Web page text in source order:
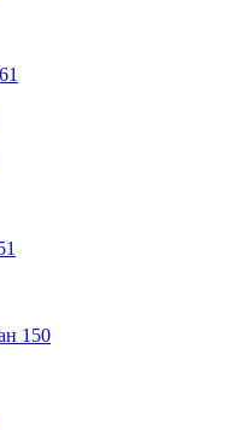
150